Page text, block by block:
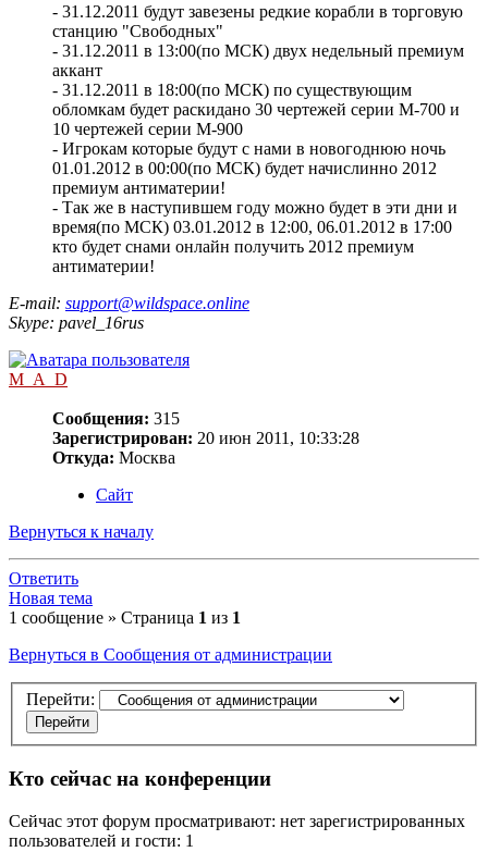
- 31.12.2011 будут завезены редкие корабли в торговую
станцию "Свободных"
- 31.12.2011 в 13:00(по МСК) двух недельный премиум
аккант
- 31.12.2011 в 18:00(по МСК) по существующим
обломкам будет раскидано 30 чертежей серии М-700 и
10 чертежей серии М-900
- Игрокам которые будут с нами в новогоднюю ночь
01.01.2012 в 00:00(по МСК) будет начислинно 2012
премиум антиматерии!
- Так же в наступившем году можно будет в эти дни и
время(по МСК) 03.01.2012 в 12:00, 06.01.2012 в 17:00
кто будет снами онлайн получить 2012 премиум
антиматерии!
E-mail: support@wildspace.online
Skype: pavel_16rus
M_A_D
Сообщения: 315
Зарегистрирован: 20 июн 2011, 10:33:28
Откуда: Москва
Сайт
Вернуться к началу
Ответить
Новая тема
1 сообщение » Страница 1 из 1
Вернуться в Сообщения от администрации
Перейти:
Кто сейчас на конференции
Сейчас этот форум просматривают: нет зарегистрированных
пользователей и гости: 1